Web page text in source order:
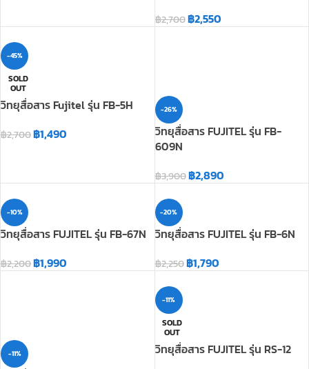
฿2,700฿2,550
-45%
SOLD
OUT
วิทยุสื่อสาร Fujitel รุ่น FB-5H
฿2,700฿1,490
-26%
วิทยุสื่อสาร FUJITEL รุ่น FB-
609N
฿3,900฿2,890
-10%
วิทยุสื่อสาร FUJITEL รุ่น FB-67N
฿2,200฿1,990
-20%
วิทยุสื่อสาร FUJITEL รุ่น FB-6N
฿2,250฿1,790
-11%
SOLD
OUT
วิทยุสื่อสาร FUJITEL รุ่น RS-12